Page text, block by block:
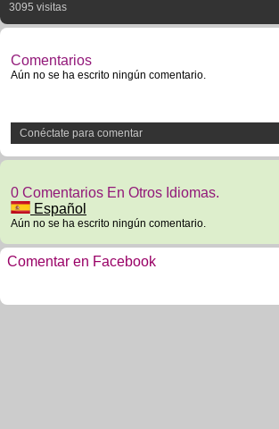
3095 visitas
Comentarios
Aún no se ha escrito ningún comentario.
Conéctate para comentar
0 Comentarios En Otros Idiomas.
Español
Aún no se ha escrito ningún comentario.
Comentar en Facebook